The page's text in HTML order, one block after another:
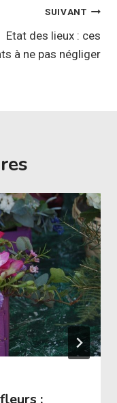
SUIVANT
Etat des lieux : ces
à ne pas négliger